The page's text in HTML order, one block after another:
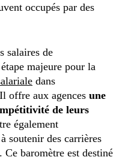
occupés par des
salaires de
majeure pour la
dans
offre aux agences une
de leurs
également
soutenir des carrières
Ce baromètre est destiné